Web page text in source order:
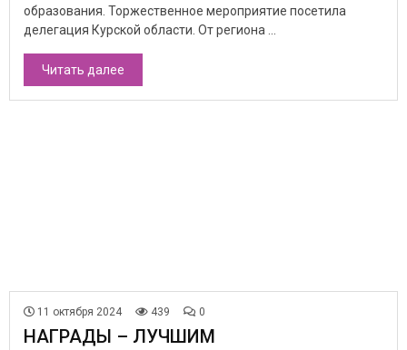
образования. Торжественное мероприятие посетила
делегация Курской области. От региона ...
Читать далее
11 октября 2024 439 0
НАГРАДЫ – ЛУЧШИМ